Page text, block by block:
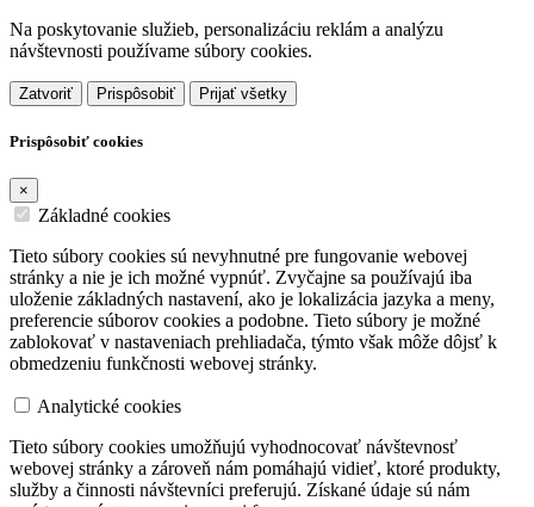
Na poskytovanie služieb, personalizáciu reklám a analýzu
návštevnosti používame súbory cookies.
Zatvoriť Prispôsobiť Prijať všetky
Prispôsobiť cookies
×
Základné cookies
Tieto súbory cookies sú nevyhnutné pre fungovanie webovej
stránky a nie je ich možné vypnúť. Zvyčajne sa používajú iba
uloženie základných nastavení, ako je lokalizácia jazyka a meny,
preferencie súborov cookies a podobne. Tieto súbory je možné
zablokovať v nastaveniach prehliadača, týmto však môže dôjsť k
obmedzeniu funkčnosti webovej stránky.
Analytické cookies
Tieto súbory cookies umožňujú vyhodnocovať návštevnosť
webovej stránky a zároveň nám pomáhajú vidieť, ktoré produkty,
služby a činnosti návštevníci preferujú. Získané údaje sú nám